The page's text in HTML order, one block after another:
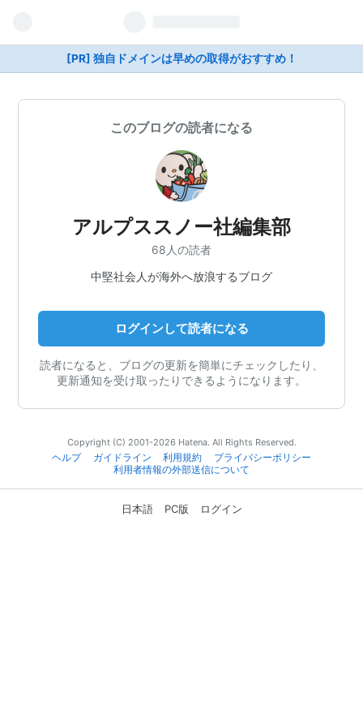
[PR] 独自ドメインは早めの取得がおすすめ！
このブログの読者になる
アルプススノー社編集部
68人の読者
中堅社会人が海外へ放浪するブログ
ログインして読者になる
読者になると、ブログの更新を簡単にチェックしたり、
更新通知を受け取ったりできるようになります。
Copyright (C) 2001-2026 Hatena. All Rights Reserved.
ヘルプ
ガイドライン 利用規約
プライバシーポリシー
利用者情報の外部送信について
日本語 PC版 ログイン